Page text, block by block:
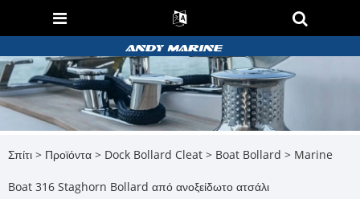
Σπίτι > Προϊόντα > Dock Bollard Cleat > Boat Bollard > Marine
Boat 316 Staghorn Bollard από ανοξείδωτο ατσάλι